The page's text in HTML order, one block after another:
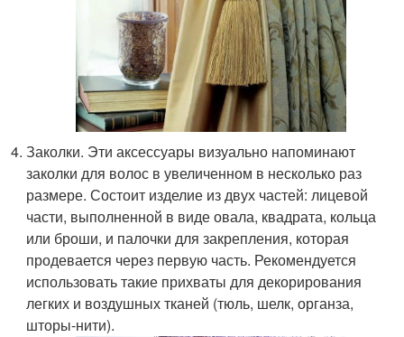
Заколки. Эти аксессуары визуально напоминают
заколки для волос в увеличенном в несколько раз
размере. Состоит изделие из двух частей: лицевой
части, выполненной в виде овала, квадрата, кольца
или броши, и палочки для закрепления, которая
продевается через первую часть. Рекомендуется
использовать такие прихваты для декорирования
легких и воздушных тканей (тюль, шелк, органза,
шторы-нити).